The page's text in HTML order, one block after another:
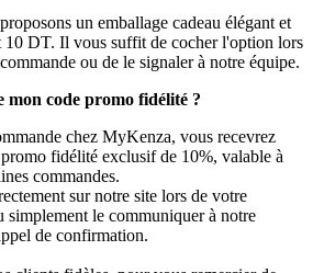
un emballage cadeau élégant et
10 DT. Il vous suffit de cocher l'option lors
ou de le signaler à notre équipe.
code promo fidélité ?
chez MyKenza, vous recevrez
fidélité exclusif de 10%, valable à
commandes.
sur notre site lors de votre
simplement le communiquer à notre
de confirmation.